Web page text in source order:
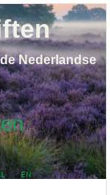
EN
Nederlandse